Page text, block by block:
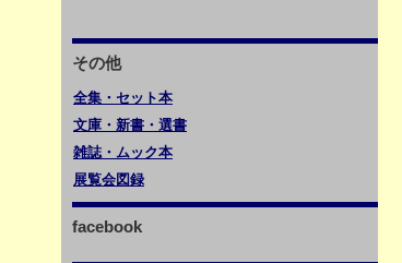
その他
全集・セット本
文庫・新書・選書
雑誌・ムック本
展覧会図録
facebook